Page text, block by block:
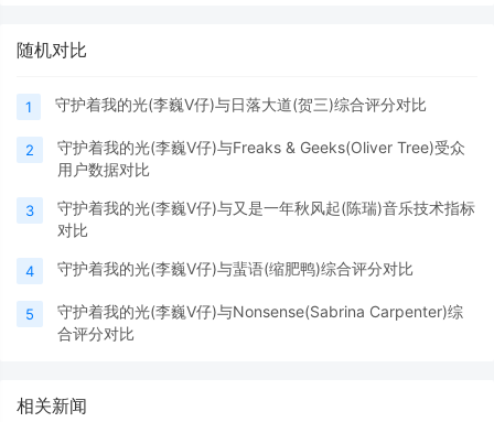
随机对比
1 守护着我的光(李巍V仔)与日落大道(贺三)综合评分对比
2
守护着我的光(李巍V仔)与Freaks & Geeks(Oliver Tree)受众
用户数据对比
3
守护着我的光(李巍V仔)与又是一年秋风起(陈瑞)音乐技术指标
对比
4 守护着我的光(李巍V仔)与蜚语(缩肥鸭)综合评分对比
5
守护着我的光(李巍V仔)与Nonsense(Sabrina Carpenter)综
合评分对比
相关新闻